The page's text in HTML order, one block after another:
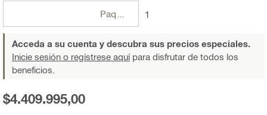
1
Acceda a su cuenta y descubra sus precios especiales.
Inicie sesión o regístrese aquípara disfrutar de todos los
beneficios.
$4.409.995,00